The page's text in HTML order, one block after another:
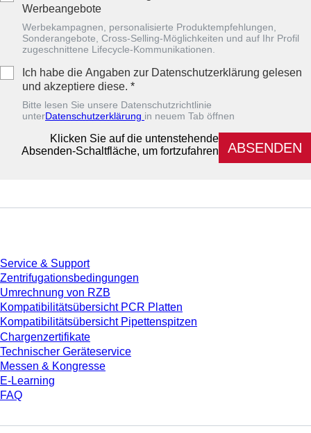
Werbeangebote
Werbekampagnen, personalisierte Produktempfehlungen,
Sonderangebote, Cross-Selling-Möglichkeiten und auf Ihr Profil
zugeschnittene Lifecycle-Kommunikationen.
Ich habe die Angaben zur Datenschutzerklärung gelesen
und akzeptiere diese. *
Bitte lesen Sie unsere Datenschutzrichtlinie
unterDatenschutzerklärung in neuem Tab öffnen
Klicken Sie auf die untenstehende
Absenden-Schaltfläche, um fortzufahren
ABSENDEN
Service & Support
Zentrifugationsbedingungen
Umrechnung von RZB
Kompatibilitätsübersicht PCR Platten
Kompatibilitätsübersicht Pipettenspitzen
Chargenzertifikate
Technischer Geräteservice
Messen & Kongresse
E-Learning
FAQ